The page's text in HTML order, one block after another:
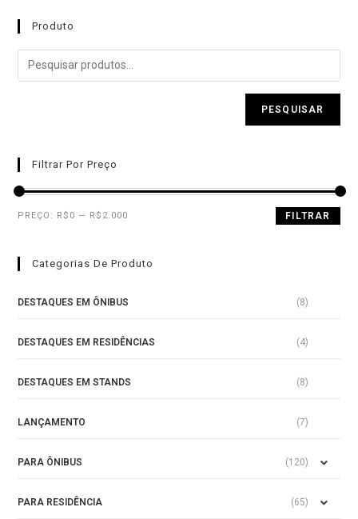
Produto
PESQUISAR
Filtrar Por Preço
FILTRAR
PREÇO: R$0 — R$2.000
Categorias De Produto
DESTAQUES EM ÔNIBUS (8)
DESTAQUES EM RESIDÊNCIAS (4)
DESTAQUES EM STANDS (8)
LANÇAMENTO (7)
PARA ÔNIBUS (120)
PARA RESIDÊNCIA (65)